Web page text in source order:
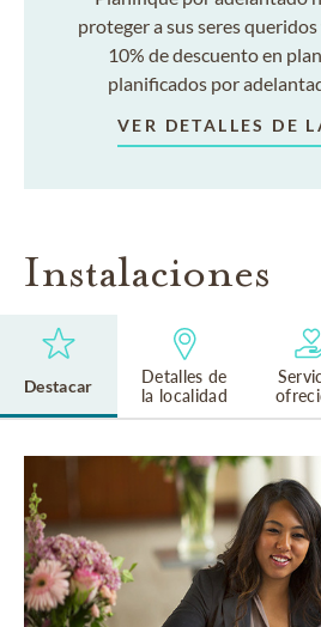
proteger a sus seres
10% de descuento en
planificados por
VER DETALLES DE
Instalaciones
Destacar
Detalles de
la localidad